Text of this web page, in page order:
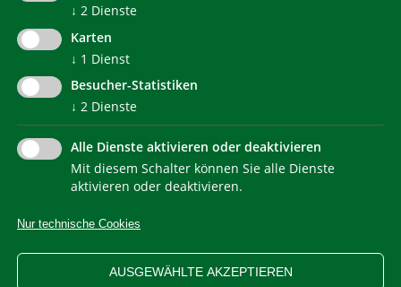
© 2022 Agentur für Energie Südtirol - KlimaHaus
NEWSLETTER
IMPRESSUM PRIVACY
WEB STATISTIKEN
ERKLÄRUNG BARRIEREFREIHEIT
COOKIEEINSTELLUNGEN
↓ 2 Dienste
Karten
↓ 1 Dienst
Besucher-Statistiken
↓ 2 Dienste
Alle Dienste aktivieren oder deaktivieren
Mit diesem Schalter können Sie alle Dienste
aktivieren oder deaktivieren.
Nur technische Cookies
AUSGEWÄHLTE AKZEPTIEREN